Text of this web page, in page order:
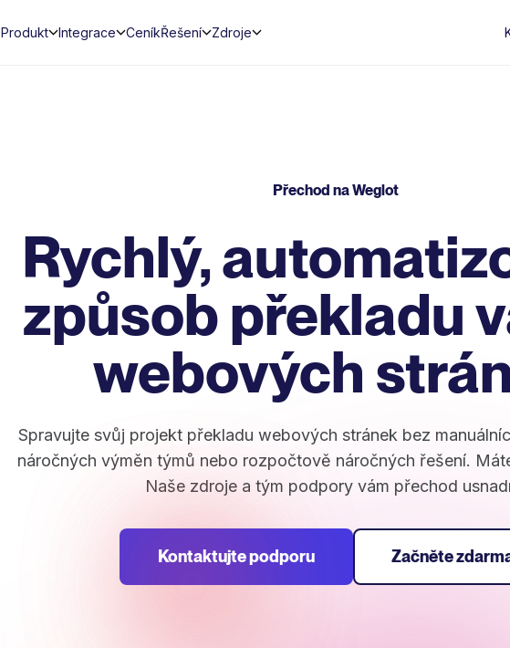
Produkt Integrace CeníkŘešení Zdroje
Přechod na Weglot
Rychlý,
způsob překladu
webových
Spravujte svůj projekt překladu webových stránek bez
náročných výměn týmů nebo rozpočtově náročných řešení.
Naše zdroje a tým podpory vám přechod
Kontaktujte podporu Začněte